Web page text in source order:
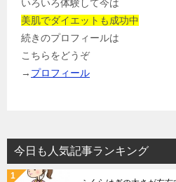
いろいろ体験して今は
美肌でダイエットも成功中
続きのプロフィールは
こちらをどうぞ
→ プロフィール
今日も人気記事ランキング